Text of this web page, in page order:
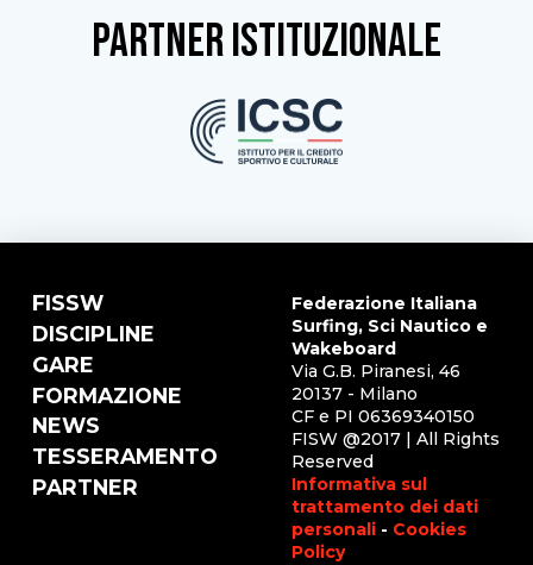
partner istituzionale
FISSW
DISCIPLINE
GARE
FORMAZIONE
NEWS
TESSERAMENTO
PARTNER
Federazione Italiana
Surfing, Sci Nautico e
Wakeboard
Via G.B. Piranesi, 46
20137 - Milano
CF e PI 06369340150
FISW @2017 | All Rights
Reserved
Informativa sul
trattamento dei dati
personali - Cookies
Policy